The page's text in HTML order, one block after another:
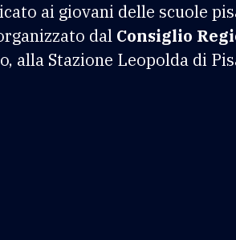
ai giovani delle scuole
dal Consiglio
alla Stazione Leopolda di